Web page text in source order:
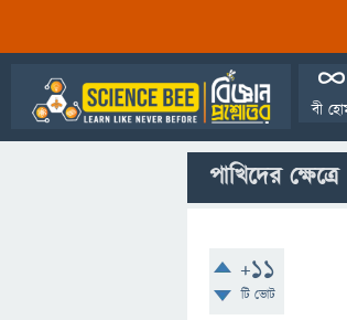
বী
পাখিদের
+11
টি ভোট